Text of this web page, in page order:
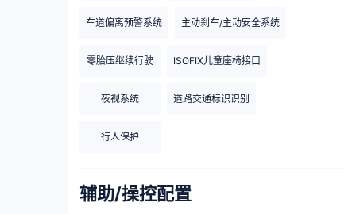
车道偏离预警系统 主动刹车/主动安全系统
零胎压继续行驶 ISOFIX儿童座椅接口
夜视系统 道路交通标识识别
行人保护
辅助/操控配置